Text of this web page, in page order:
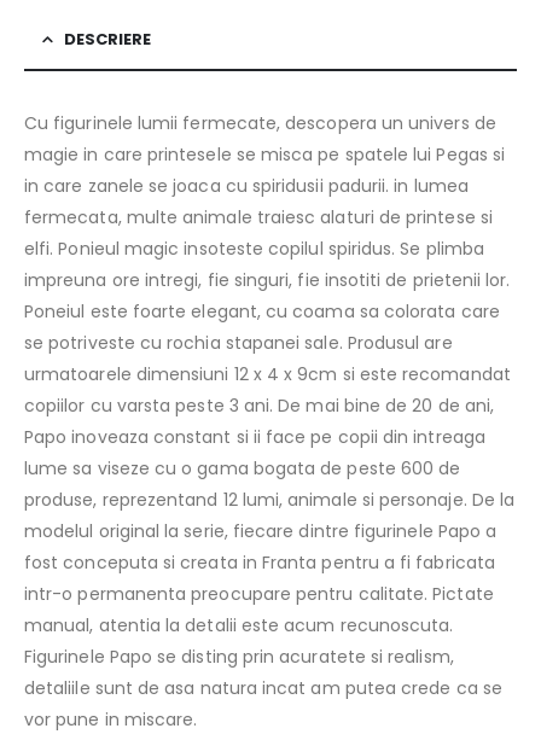
DESCRIERE
Cu figurinele lumii fermecate, descopera un univers de
magie in care printesele se misca pe spatele lui Pegas si
in care zanele se joaca cu spiridusii padurii. in lumea
fermecata, multe animale traiesc alaturi de printese si
elfi. Ponieul magic insoteste copilul spiridus. Se plimba
impreuna ore intregi, fie singuri, fie insotiti de prietenii lor.
Poneiul este foarte elegant, cu coama sa colorata care
se potriveste cu rochia stapanei sale. Produsul are
urmatoarele dimensiuni 12 x 4 x 9cm si este recomandat
copiilor cu varsta peste 3 ani. De mai bine de 20 de ani,
Papo inoveaza constant si ii face pe copii din intreaga
lume sa viseze cu o gama bogata de peste 600 de
produse, reprezentand 12 lumi, animale si personaje. De la
modelul original la serie, fiecare dintre figurinele Papo a
fost conceputa si creata in Franta pentru a fi fabricata
intr-o permanenta preocupare pentru calitate. Pictate
manual, atentia la detalii este acum recunoscuta.
Figurinele Papo se disting prin acuratete si realism,
detaliile sunt de asa natura incat am putea crede ca se
vor pune in miscare.